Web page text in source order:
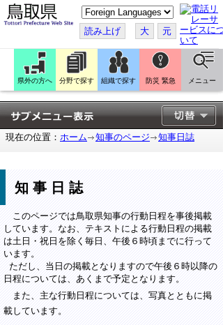
こ
の
ペ
ー
ジ
翻
訳
す
る
読み上げ 大 元
県外の方へ 分野で探す 組織で探す 防災 緊急 メニュー
現在の位置： ホーム 知事のページ 知事日誌
知事日誌
このページでは鳥取県知事の行動日程を事後掲載
しています。なお、テキストによる行動日程の掲載
は土日・祝日を除く毎日、午後６時頃までに行って
います。
ただし、当日の掲載となりますので午後６時以降の
日程については、あくまで予定となります。
また、主な行動日程については、写真とともに掲
載しています。